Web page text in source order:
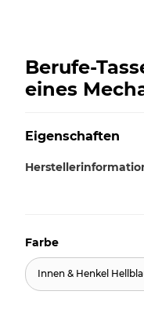
Berufe-
eines
Eigenschaften
Farbe
Innen & Henkel